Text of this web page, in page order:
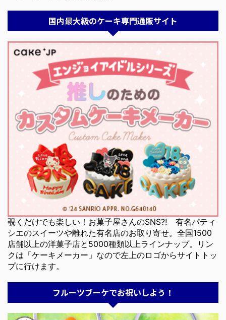
国内最大級のケーキ専門通販サイト
覗くだけでも楽しい！お菓子屋さんのSNS⁈ 有名パティ
シエのスイーツや離れた有名店のお取り寄せ。全国1500
店舗以上の洋菓子店と5000種類以上ラインナップ。リン
クは「ケーキメーカー」なので左上のロゴからサイトトッ
プに行けます。
フルーツブーケでお祝いしよう！